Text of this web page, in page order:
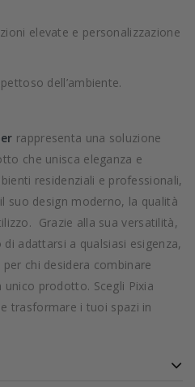
elevate e personalizzazione
dell’ambiente.
rappresenta una soluzione
che unisca eleganza e
residenziali e professionali,
suo design moderno, la qualità
Grazie alla sua versatilità,
adattarsi a qualsiasi esigenza,
chi desidera combinare
prodotto. Scegli Pixia
trasformare i tuoi spazi in